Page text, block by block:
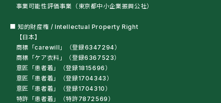
事業可能性評価事業（東京都中小企業振興公社）
■ 知的財産権 / Intellectual Property Right
【日本】
商標「carewill」（登録6347294）
商標「ケア衣料」（登録6367523）
意匠「患者着」（登録1815696）
意匠「患者着」（登録1704343）
意匠「患者着」（登録1704310）
特許「患者着」（特許7872569）